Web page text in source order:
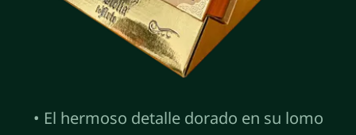
• El hermoso detalle dorado en su lomo